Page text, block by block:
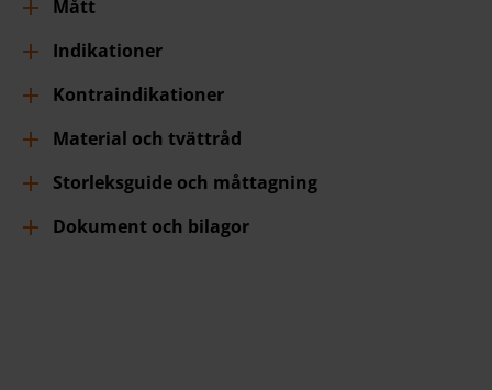
Mått
Indikationer
Kontraindikationer
Material och tvättråd
Storleksguide och måttagning
Dokument och bilagor